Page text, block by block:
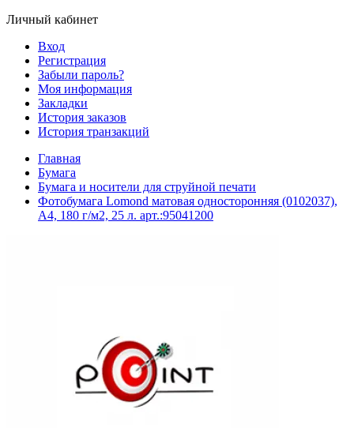
Личный кабинет
Вход
Регистрация
Забыли пароль?
Моя информация
Закладки
История заказов
История транзакций
Главная
Бумага
Бумага и носители для струйной печати
Фотобумага Lomond матовая односторонняя (0102037),
A4, 180 г/м2, 25 л. арт.:95041200